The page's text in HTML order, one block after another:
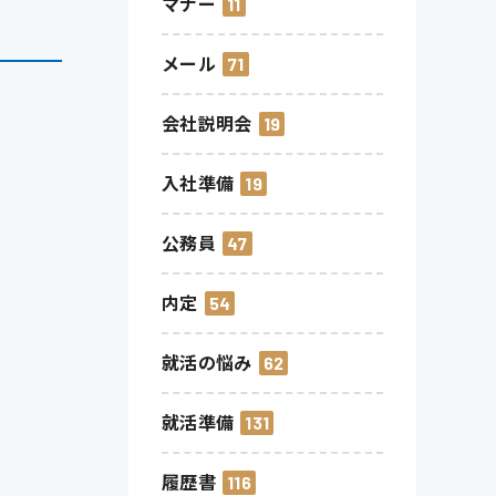
メール 71
会社説明会 19
入社準備 19
公務員 47
内定 54
就活の悩み 62
就活準備 131
履歴書 116